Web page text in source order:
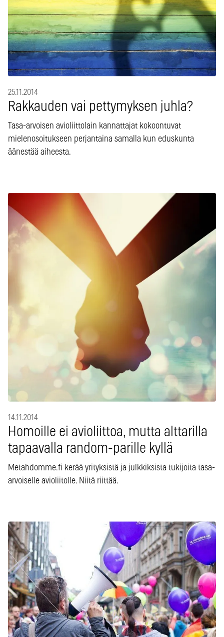
25.11.2014
Rakkauden vai pettymyksen juhla?
Tasa-arvoisen avioliittolain kannattajat kokoontuvat
mielenosoitukseen perjantaina samalla kun eduskunta
äänestää aiheesta.
14.11.2014
Homoille ei avioliittoa, mutta alttarilla
tapaavalla random-parille kyllä
Metahdomme.fi kerää yrityksistä ja julkkiksista tukijoita tasa-
arvoiselle avioliitolle. Niitä riittää.